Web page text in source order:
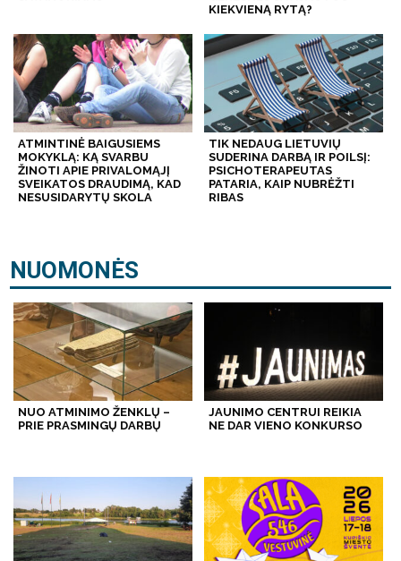
KIEKVIENĄ RYTĄ?
ATMINTINĖ BAIGUSIEMS
MOKYKLĄ: KĄ SVARBU
ŽINOTI APIE PRIVALOMĄJĮ
SVEIKATOS DRAUDIMĄ, KAD
NESUSIDARYTŲ SKOLA
TIK NEDAUG LIETUVIŲ
SUDERINA DARBĄ IR POILSĮ:
PSICHOTERAPEUTAS
PATARIA, KAIP NUBRĖŽTI
RIBAS
NUOMONĖS
NUO ATMINIMO ŽENKLŲ –
PRIE PRASMINGŲ DARBŲ
JAUNIMO CENTRUI REIKIA
NE DAR VIENO KONKURSO